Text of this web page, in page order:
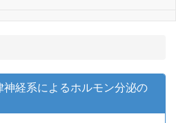
神経系によるホルモン分泌の